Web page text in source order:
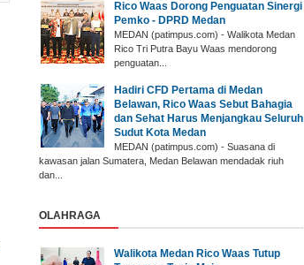
Rico Waas Dorong Penguatan Sinergi
Pemko - DPRD Medan
MEDAN (patimpus.com) - Walikota Medan
Rico Tri Putra Bayu Waas mendorong
penguatan...
Hadiri CFD Pertama di Medan
Belawan, Rico Waas Sebut Bahagia
dan Sehat Harus Menjangkau Seluruh
Sudut Kota Medan
MEDAN (patimpus.com) - Suasana di
kawasan jalan Sumatera, Medan Belawan mendadak riuh
dan...
OLAHRAGA
Walikota Medan Rico Waas Tutup